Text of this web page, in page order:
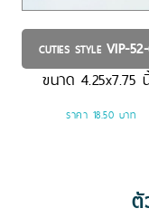
CUTIES STYLE VIP-
ขนาด 4.25x7.75
ราคา 18.50 บาท